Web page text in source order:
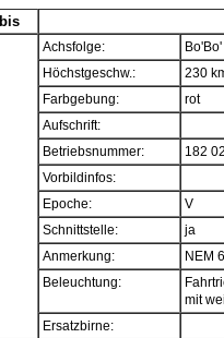
bis
Achsfolge:
Bo'Bo'
Höchstgeschw.:
230
Farbgebung:
rot
Aufschrift:
Betriebsnummer:
182
Vorbildinfos:
Epoche:
V
Schnittstelle:
ja
Anmerkung:
NEM
Beleuchtung:
mit
Ersatzbirne: